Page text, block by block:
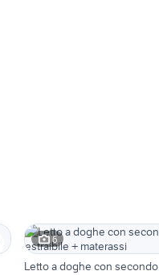
6
Letto a doghe con secondo